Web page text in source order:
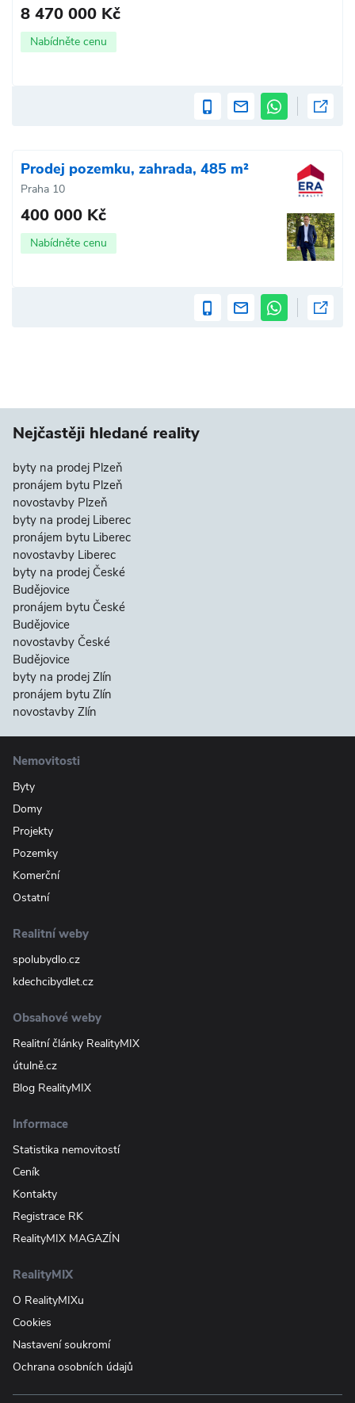
8 470 000 Kč
Nabídněte cenu
Prodej pozemku, zahrada, 485 m²
Praha 10
400 000 Kč
Nabídněte cenu
Nejčastěji hledané reality
byty na prodej Plzeň
pronájem bytu Plzeň
novostavby Plzeň
byty na prodej Liberec
pronájem bytu Liberec
novostavby Liberec
byty na prodej České
Budějovice
pronájem bytu České
Budějovice
novostavby České
Budějovice
byty na prodej Zlín
pronájem bytu Zlín
novostavby Zlín
Nemovitosti
Byty
Domy
Projekty
Pozemky
Komerční
Ostatní
Realitní weby
spolubydlo.cz
kdechcibydlet.cz
Obsahové weby
Realitní články RealityMIX
útulně.cz
Blog RealityMIX
Informace
Statistika nemovitostí
Ceník
Kontakty
Registrace RK
RealityMIX MAGAZÍN
RealityMIX
O RealityMIXu
Cookies
Nastavení soukromí
Ochrana osobních údajů